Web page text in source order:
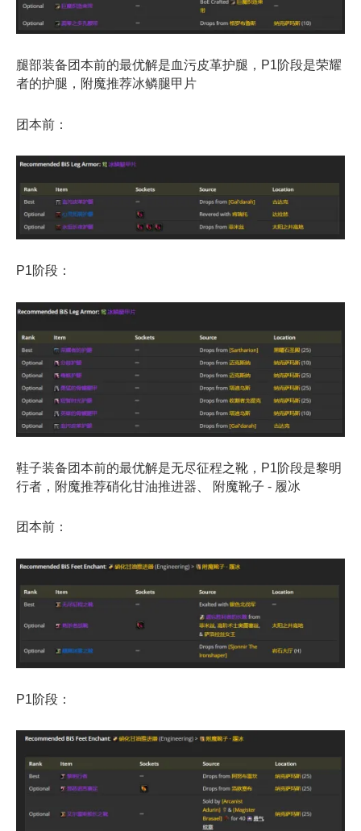
腿部装备团本前的最优解是血污皮革护腿，P1阶段是荣耀
者的护腿，附魔推荐冰鳞腿甲片
团本前：
P1阶段：
鞋子装备团本前的最优解是无尽征程之靴，P1阶段是黎明
行者，附魔推荐硝化甘油推进器、 附魔靴子 - 履冰
团本前：
P1阶段：